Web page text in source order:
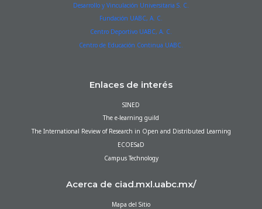
Desarrollo y Vinculación Universitaria S. C.
Fundación UABC, A. C.
Centro Deportivo UABC, A. C.
Centro de Educación Continua UABC.
Enlaces de interés
SINED
The e-learning guild
The International Review of Research in Open and Distributed Learning
ECOESaD
Campus Technology
Acerca de ciad.mxl.uabc.mx/
Mapa del Sitio